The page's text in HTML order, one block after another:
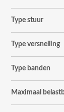
Type stuur
Type versnelling
Type banden
Maximaal